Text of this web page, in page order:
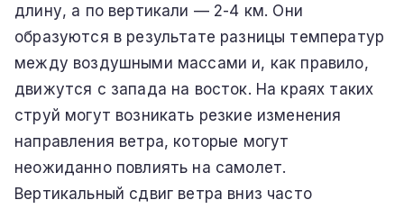
длину, а по вертикали — 2-4 км. Они
образуются в результате разницы температур
между воздушными массами и, как правило,
движутся с запада на восток. На краях таких
струй могут возникать резкие изменения
направления ветра, которые могут
неожиданно повлиять на самолет.
Вертикальный сдвиг ветра вниз часто